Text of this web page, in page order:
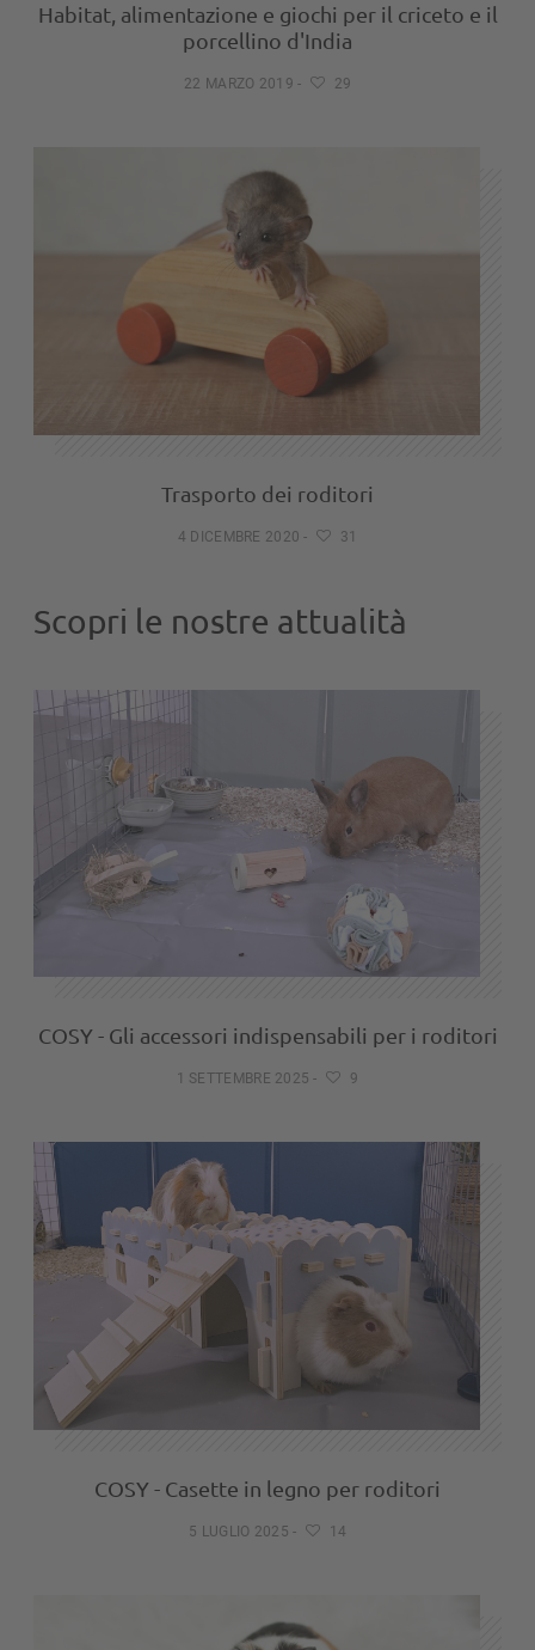
Habitat, alimentazione e giochi per il criceto e il
porcellino d'India
22 MARZO 2019 - 29
Trasporto dei roditori
4 DICEMBRE 2020 - 31
Scopri le nostre attualità
COSY - Gli accessori indispensabili per i roditori
1 SETTEMBRE 2025 - 9
COSY - Casette in legno per roditori
5 LUGLIO 2025 - 14